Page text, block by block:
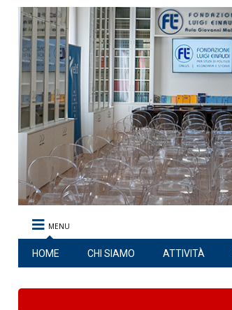
MENU
HOME CHI SIAMO ATTIVITÀ